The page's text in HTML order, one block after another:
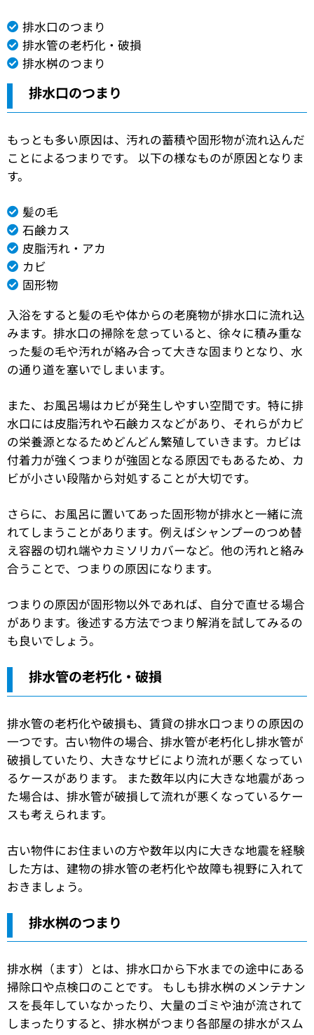
排水口のつまり
排水管の老朽化・破損
排水桝のつまり
排水口のつまり
もっとも多い原因は、汚れの蓄積や固形物が流れ込んだ
ことによるつまりです。 以下の様なものが原因となりま
す。
髪の毛
石鹸カス
皮脂汚れ・アカ
カビ
固形物
入浴をすると髪の毛や体からの老廃物が排水口に流れ込
みます。排水口の掃除を怠っていると、徐々に積み重な
った髪の毛や汚れが絡み合って大きな固まりとなり、水
の通り道を塞いでしまいます。
また、お風呂場はカビが発生しやすい空間です。特に排
水口には皮脂汚れや石鹸カスなどがあり、それらがカビ
の栄養源となるためどんどん繁殖していきます。カビは
付着力が強くつまりが強固となる原因でもあるため、カ
ビが小さい段階から対処することが大切です。
さらに、お風呂に置いてあった固形物が排水と一緒に流
れてしまうことがあります。例えばシャンプーのつめ替
え容器の切れ端やカミソリカバーなど。他の汚れと絡み
合うことで、つまりの原因になります。
つまりの原因が固形物以外であれば、自分で直せる場合
があります。後述する方法でつまり解消を試してみるの
も良いでしょう。
排水管の老朽化・破損
排水管の老朽化や破損も、賃貸の排水口つまりの原因の
一つです。古い物件の場合、排水管が老朽化し排水管が
破損していたり、大きなサビにより流れが悪くなってい
るケースがあります。 また数年以内に大きな地震があっ
た場合は、排水管が破損して流れが悪くなっているケー
スも考えられます。
古い物件にお住まいの方や数年以内に大きな地震を経験
した方は、建物の排水管の老朽化や故障も視野に入れて
おきましょう。
排水桝のつまり
排水桝（ます）とは、排水口から下水までの途中にある
掃除口や点検口のことです。 もしも排水桝のメンテナン
スを長年していなかったり、大量のゴミや油が流されて
しまったりすると、排水桝がつまり各部屋の排水がスム